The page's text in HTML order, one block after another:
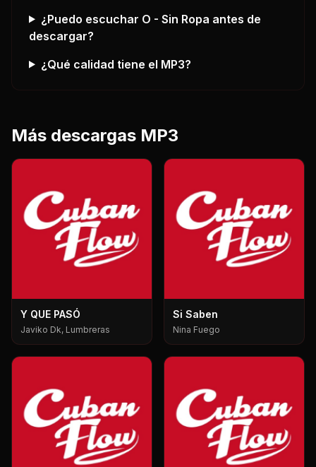
¿Puedo escuchar O - Sin Ropa antes de
descargar?
¿Qué calidad tiene el MP3?
Más descargas MP3
Y QUE PASÓ
Javiko Dk, Lumbreras
Si Saben
Nina Fuego